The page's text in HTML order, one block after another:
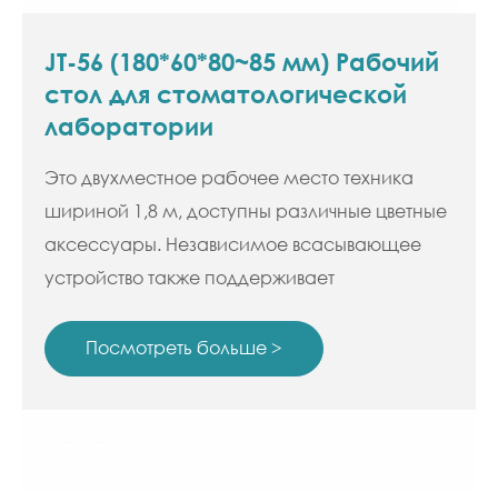
JT-56 (180*60*80~85 мм) Рабочий
стол для стоматологической
лаборатории
Это двухместное рабочее место техника
шириной 1,8 м, доступны различные цветные
аксессуары. Независимое всасывающее
устройство также поддерживает
которая отличается высокой мощностью и
низким уровнем шума.
Посмотреть больше >